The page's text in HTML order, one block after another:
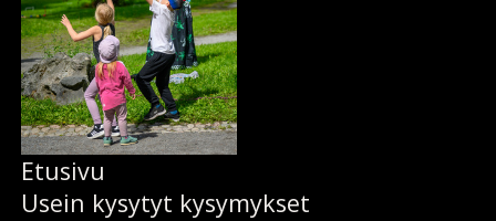
Etusi­vu
Usein ky­sy­tyt ky­sy­myk­set